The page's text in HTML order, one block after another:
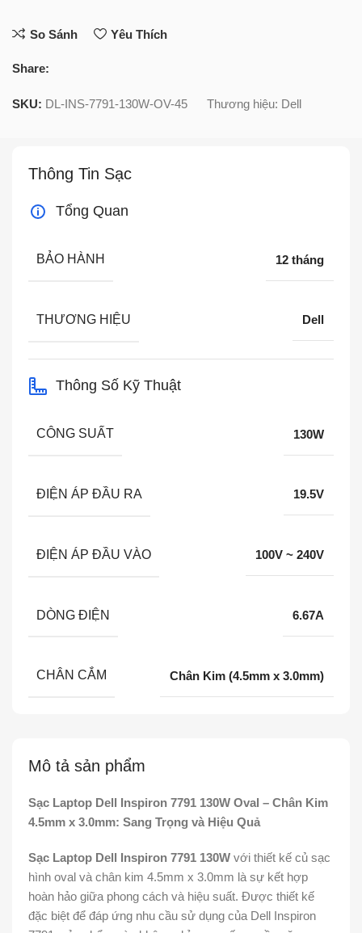
So Sánh Yêu Thích
Share:
SKU: DL-INS-7791-130W-OV-45 Thương hiệu: Dell
Mô tả sản phẩm
Sạc Laptop Dell Inspiron 7791 130W Oval – Chân Kim
4.5mm x 3.0mm: Sang Trọng và Hiệu Quả
Sạc Laptop Dell Inspiron 7791 130W với thiết kế củ sạc
hình oval và chân kim 4.5mm x 3.0mm là sự kết hợp
hoàn hảo giữa phong cách và hiệu suất. Được thiết kế
đặc biệt để đáp ứng nhu cầu sử dụng của Dell Inspiron
Thông Tin Sạc
Tổng Quan
BẢO HÀNH 12 tháng
THƯƠNG HIỆU Dell
Thông Số Kỹ Thuật
CÔNG SUẤT 130W
ĐIỆN ÁP ĐẦU RA 19.5V
ĐIỆN ÁP ĐẦU VÀO 100V ~ 240V
DÒNG ĐIỆN 6.67A
CHÂN CẮM Chân Kim (4.5mm x 3.0mm)